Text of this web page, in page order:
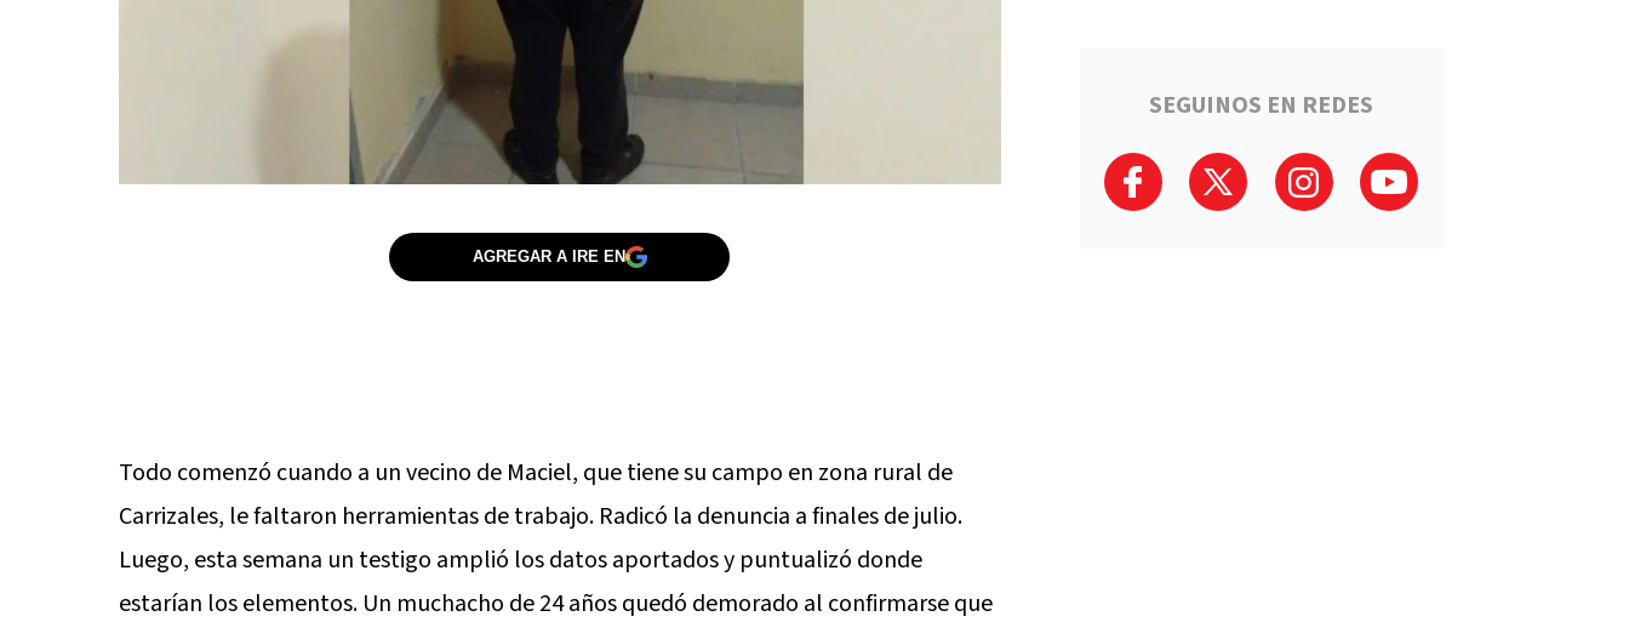
AGREGAR A IRE EN
Todo comenzó cuando a un vecino de Maciel, que tiene su campo en zona rural de
Carrizales, le faltaron herramientas de trabajo. Radicó la denuncia a finales de julio.
Luego, esta semana un testigo amplió los datos aportados y puntualizó donde
estarían los elementos. Un muchacho de 24 años quedó demorado al confirmarse que
"Solo quería darle una
oportunidad"SEGUINOS EN REDES